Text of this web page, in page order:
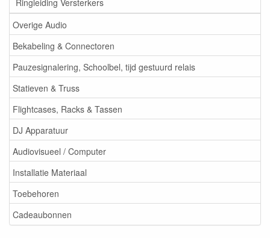
Overige Audio
Bekabeling & Connectoren
Pauzesignalering, Schoolbel, tijd gestuurd relais
Statieven & Truss
Flightcases, Racks & Tassen
DJ Apparatuur
Audiovisueel / Computer
Installatie Materiaal
Toebehoren
Cadeaubonnen